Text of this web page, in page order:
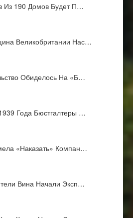
Из 190 Домов Будет П…
Великобритании Нас…
Обиделось На «Б…
Года Бюстгалтеры …
«наказать» Компан…
Вина Начали Эксп…